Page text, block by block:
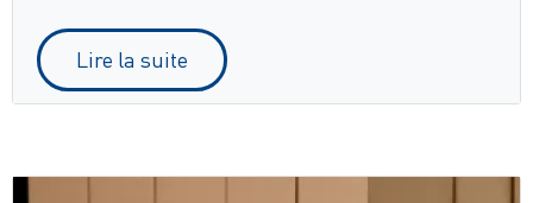
Lire la suite